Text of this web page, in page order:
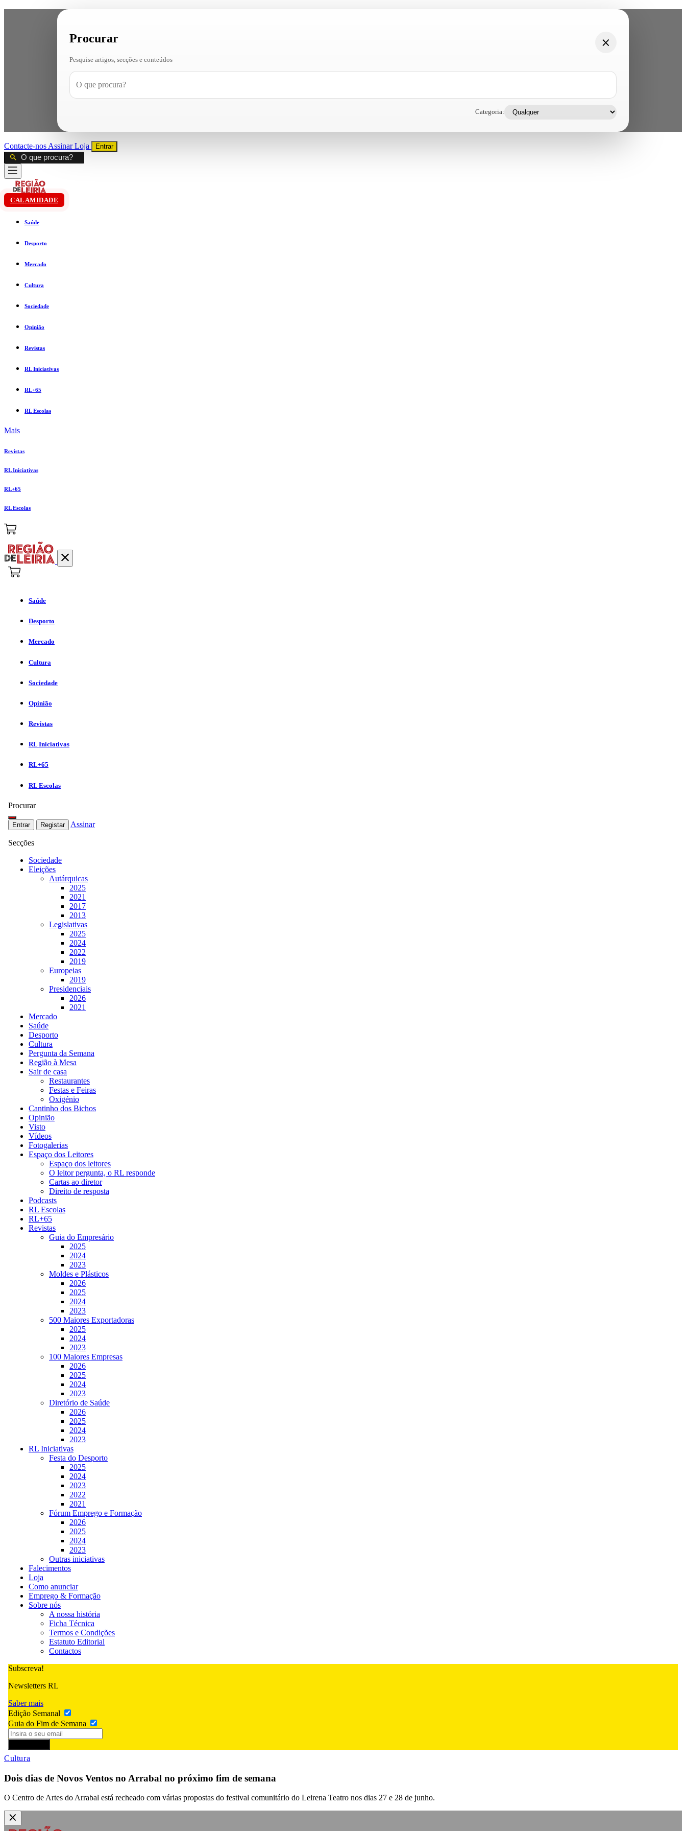
Procurar
Pesquise artigos, secções e conteúdos
Categoria:
Contacte-nos AssinarLoja Entrar
CALAMIDADE
Saúde
Desporto
Mercado
Cultura
Sociedade
Opinião
Revistas
RL Iniciativas
RL+65
RL Escolas
Mais
Revistas
RL Iniciativas
RL+65
RL Escolas
Saúde
Desporto
Mercado
Cultura
Sociedade
Opinião
Revistas
RL Iniciativas
RL+65
RL Escolas
Procurar
Entrar Registar Assinar
Secções
Sociedade
Eleições
Autárquicas
2025
2021
2017
2013
Legislativas
2025
2024
2022
2019
Europeias
2019
Presidenciais
2026
2021
Mercado
Saúde
Desporto
Cultura
Pergunta da Semana
Região à Mesa
Sair de casa
Restaurantes
Festas e Feiras
Oxigénio
Cantinho dos Bichos
Opinião
Visto
Vídeos
Fotogalerias
Espaço dos Leitores
Espaço dos leitores
O leitor pergunta, o RL responde
Cartas ao diretor
Direito de resposta
Podcasts
RL Escolas
RL+65
Revistas
Guia do Empresário
2025
2024
2023
Moldes e Plásticos
2026
2025
2024
2023
500 Maiores Exportadoras
2025
2024
2023
100 Maiores Empresas
2026
2025
2024
2023
Diretório de Saúde
2026
2025
2024
2023
RL Iniciativas
Festa do Desporto
2025
2024
2023
2022
2021
Fórum Emprego e Formação
2026
2025
2024
2023
Outras iniciativas
Falecimentos
Loja
Como anunciar
Emprego & Formação
Sobre nós
A nossa história
Ficha Técnica
Termos e Condições
Estatuto Editorial
Contactos
Subscreva!
Newsletters RL
Saber mais
Edição Semanal
Guia do Fim de Semana
Cultura
Dois dias de Novos Ventos no Arrabal no próximo fim de semana
O Centro de Artes do Arrabal está recheado com várias propostas do festival comunitário do Leirena Teatro nos dias 27 e 28 de junho.